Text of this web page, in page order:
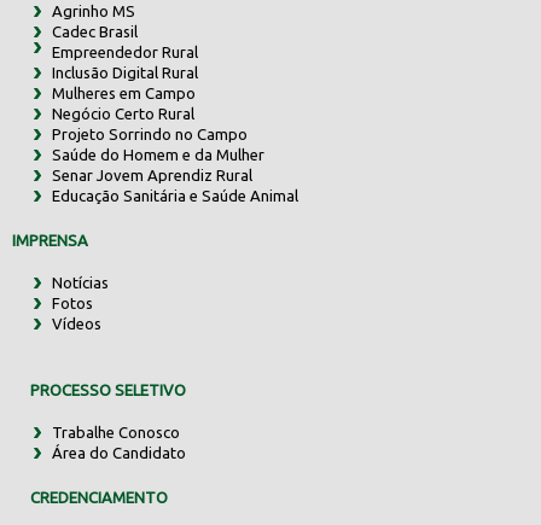
Agrinho MS
Cadec Brasil
Empreendedor Rural
Inclusão Digital Rural
Mulheres em Campo
Negócio Certo Rural
Projeto Sorrindo no Campo
Saúde do Homem e da Mulher
Senar Jovem Aprendiz Rural
Educação Sanitária e Saúde Animal
IMPRENSA
Notícias
Fotos
Vídeos
PROCESSO SELETIVO
Trabalhe Conosco
Área do Candidato
CREDENCIAMENTO